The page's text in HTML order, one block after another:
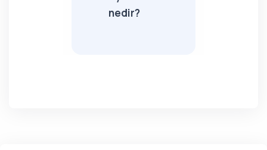
nedir?